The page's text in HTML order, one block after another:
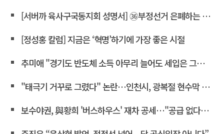
[서버까 육사구국동지회 성명서] ㊱부정선거 은폐하는 윤상현 의원은 즉각 사퇴하라!
[정성홍 칼럼] 지금은 ‘혁명’하기에 가장 좋은 시절
추미애 "경기도 반도체 소득 아무리 늘어도 세입은 그대로"
"태극기 거꾸로 그렸다" 논란…인천시, 광복절 현수막 철거
보수야권, 與황희 '버스하우스' 재차 공세…"공급 없다는 자백"